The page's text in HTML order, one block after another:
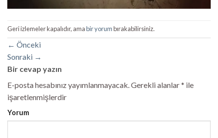
Geri izlemeler kapalıdır, amabir yorumbırakabilirsiniz.
← Önceki
Sonraki →
Bir cevap yazın
E-posta hesabınız yayımlanmayacak. Gerekli alanlar* ile
işaretlenmişlerdir
Yorum